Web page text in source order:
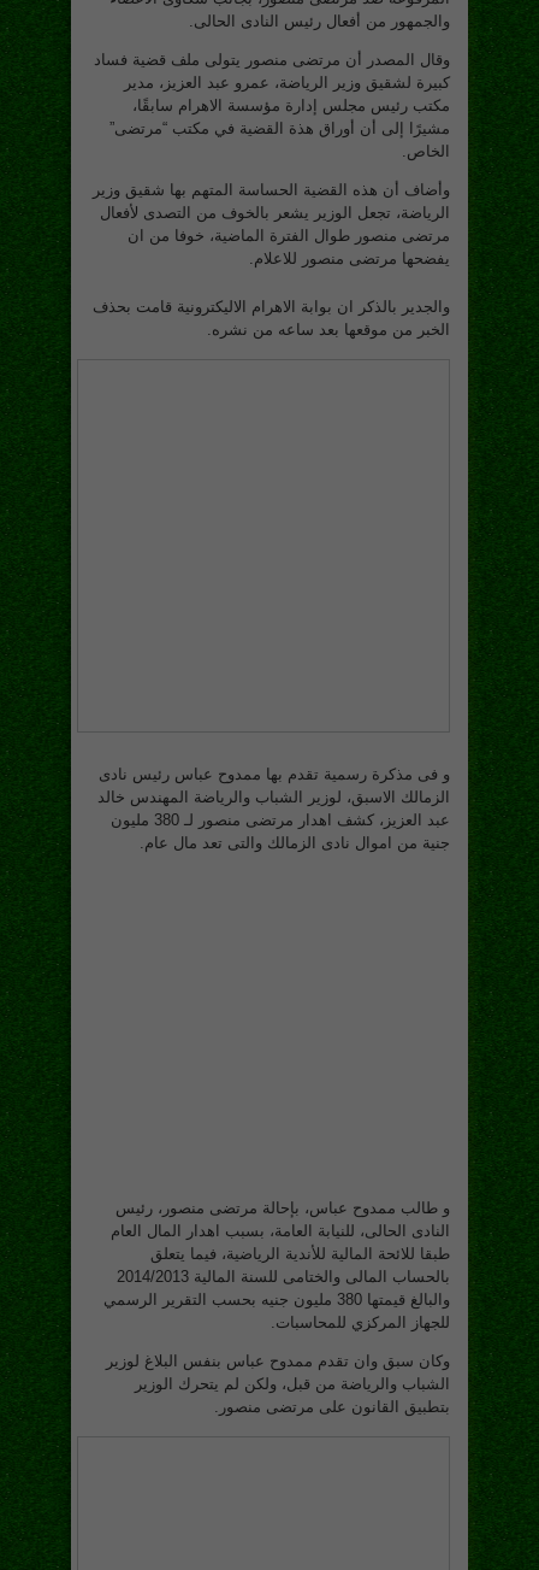
والجمهور من أفعال رئيس النادى الحالى.
وقال المصدر أن مرتضى منصور يتولى ملف قضية فساد
كبيرة لشقيق وزير الرياضة، عمرو عبد العزيز، مدير
مكتب رئيس مجلس إدارة مؤسسة الاهرام سابقًا،
مشيرًا إلى أن أوراق هذة القضية في مكتب “مرتضى”
الخاص.
وأضاف أن هذه القضية الحساسة المتهم بها شقيق وزير
الرياضة، تجعل الوزير يشعر بالخوف من التصدى لأفعال
مرتضى منصور طوال الفترة الماضية، خوفا من ان
يفضحها مرتضى منصور للاعلام.
والجدير بالذكر ان بوابة الاهرام الاليكترونية قامت بحذف
الخبر من موقعها بعد ساعه من نشره.
و فى مذكرة رسمية تقدم بها ممدوح عباس رئيس نادى
الزمالك الاسبق، لوزير الشباب والرياضة المهندس خالد
عبد العزيز، كشف اهدار مرتضى منصور لـ 380 مليون
جنية من اموال نادى الزمالك والتى تعد مال عام.
و طالب ممدوح عباس، بإحالة مرتضى منصور، رئيس
النادى الحالى، للنيابة العامة، بسبب اهدار المال العام
طبقا للائحة المالية للأندية الرياضية، فيما يتعلق
بالحساب المالى والختامى للسنة المالية 2014/2013
والبالغ قيمتها 380 مليون جنيه بحسب التقرير الرسمي
للجهاز المركزي للمحاسبات.
وكان سبق وان تقدم ممدوح عباس بنفس البلاغ لوزير
الشباب والرياضة من قبل، ولكن لم يتحرك الوزير
بتطبيق القانون على مرتضى منصور.